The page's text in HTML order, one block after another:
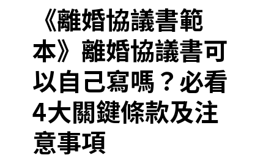
《離婚協議書範
本》離婚協議書可
以自己寫嗎？必看
4大關鍵條款及注
意事項